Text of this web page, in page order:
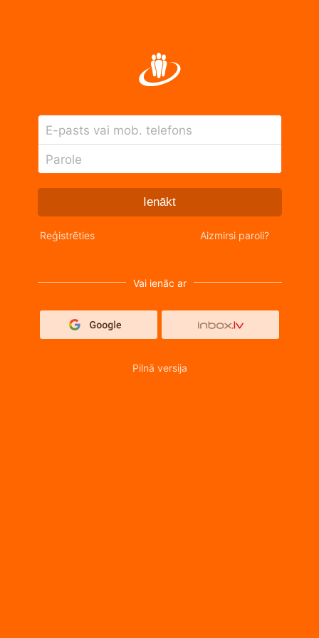
E-pasts vai mob. telefons
Parole
Ienākt
Reģistrēties Aizmirsi paroli?
Vai ienāc ar
Pilnā versija